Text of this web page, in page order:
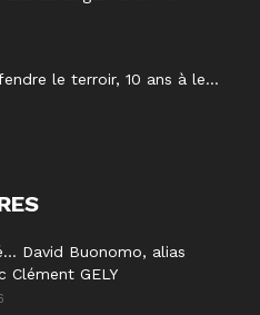
le terroir, 10 ans à le...
David Buonomo, alias
Clément GELY